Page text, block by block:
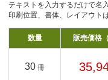
テキストを入力するだけで名
印刷位置、書体、レイアウト
数量 販売価格
30 冊